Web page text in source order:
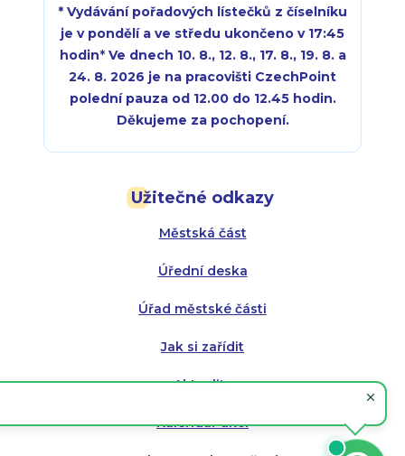
Užitečné odkazy
Městská část
Úřední deska
Úřad městské části
Jak si zařídit
Aktuality
Kalendář akcí
* Vydávání pořadových lístečků z číselníku
je v pondělí a ve středu ukončeno v 17:45
hodin* Ve dnech 10. 8., 12. 8., 17. 8., 19. 8. a
24. 8. 2026 je na pracovišti CzechPoint
polední pauza od 12.00 do 12.45 hodin.
Děkujeme za pochopení.
Úterý:
Čtvrtek:
Pátek:
Úterý:
Čtvrtek: